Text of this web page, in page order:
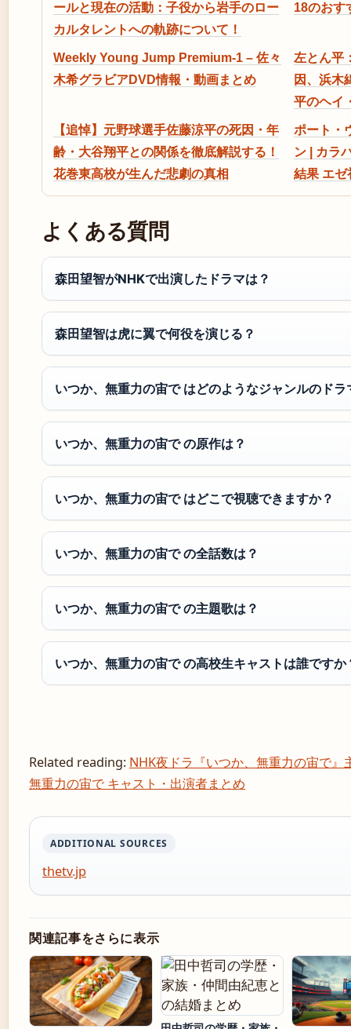
ールと現在の活動：子役から岩手のロー
カルタレントへの軌跡について！
18のおす
Weekly Young Jump Premium-1 – 佐々
木希グラビアDVD情報・動画まとめ
左とん平
因、浜木
平のヘイ
【追悼】元野球選手佐藤涼平の死因・年
齢・大谷翔平との関係を徹底解説する！
花巻東高校が生んだ悲劇の真相
ポート・
ン | カラ
結果 エゼ
よくある質問
森田望智がNHKで出演したドラマは？
森田望智は虎に翼で何役を演じる？
いつか、無重力の宙で はどのようなジャンルのドラ
いつか、無重力の宙で の原作は？
いつか、無重力の宙で はどこで視聴できますか？
いつか、無重力の宙で の全話数は？
いつか、無重力の宙で の主題歌は？
いつか、無重力の宙で の高校生キャストは誰ですか
Related reading: NHK夜ドラ『いつか、無重力の宙で』
無重力の宙で キャスト・出演者まとめ
ADDITIONAL SOURCES
thetv.jp
関連記事をさらに表示